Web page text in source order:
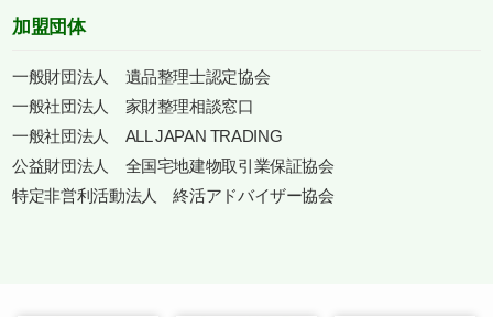
加盟団体
一般財団法人 遺品整理士認定協会
一般社団法人 家財整理相談窓口
一般社団法人 ALL JAPAN TRADING
公益財団法人 全国宅地建物取引業保証協会
特定非営利活動法人 終活アドバイザー協会